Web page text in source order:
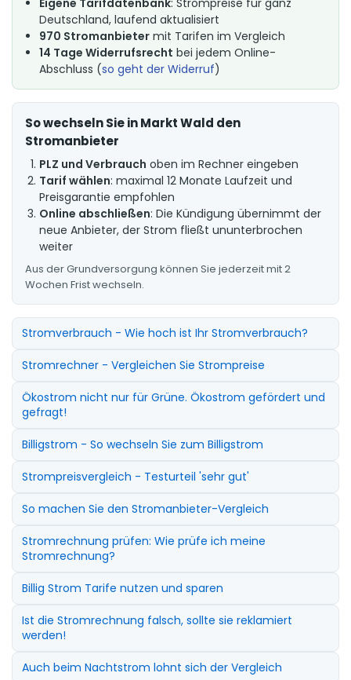
Deutschland, laufend aktualisiert
970 Stromanbieter mit Tarifen im Vergleich
14 Tage Widerrufsrecht bei jedem Online-
Abschluss (so geht der Widerruf)
So wechseln Sie in Markt Wald den
Stromanbieter
PLZ und Verbrauch oben im Rechner eingeben
Tarif wählen: maximal 12 Monate Laufzeit und
Preisgarantie empfohlen
Online abschließen: Die Kündigung übernimmt der
neue Anbieter, der Strom fließt ununterbrochen
weiter
Aus der Grundversorgung können Sie jederzeit mit 2
Wochen Frist wechseln.
Stromverbrauch - Wie hoch ist Ihr Stromverbrauch?
Stromrechner - Vergleichen Sie Strompreise
Ökostrom nicht nur für Grüne. Ökostrom gefördert und
gefragt!
Billigstrom - So wechseln Sie zum Billigstrom
Strompreisvergleich - Testurteil 'sehr gut'
So machen Sie den Stromanbieter-Vergleich
Stromrechnung prüfen: Wie prüfe ich meine
Stromrechnung?
Billig Strom Tarife nutzen und sparen
Ist die Stromrechnung falsch, sollte sie reklamiert
werden!
Auch beim Nachtstrom lohnt sich der Vergleich